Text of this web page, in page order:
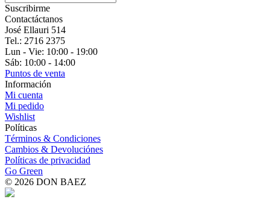
Suscribirme
Contactáctanos
José Ellauri 514
Tel.: 2716 2375
Lun - Vie: 10:00 - 19:00
Sáb: 10:00 - 14:00
Puntos de venta
Información
Mi cuenta
Mi pedido
Wishlist
Políticas
Términos & Condiciones
Cambios & Devoluciónes
Políticas de privacidad
Go Green
© 2026 DON BAEZ